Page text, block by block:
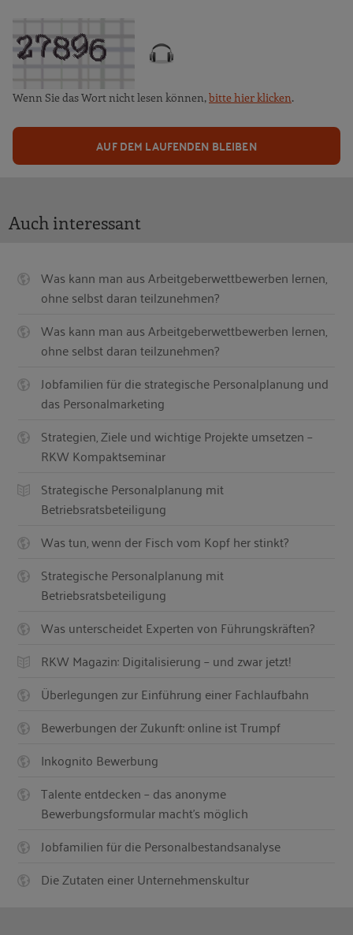
Wenn Sie das Wort nicht lesen können, bitte hier klicken.
AUF DEM LAUFENDEN BLEIBEN
Auch interessant
Was kann man aus Arbeitgeberwettbewerben lernen,
ohne selbst daran teilzunehmen?
Was kann man aus Arbeitgeberwettbewerben lernen,
ohne selbst daran teilzunehmen?
Jobfamilien für die strategische Personalplanung und
das Personalmarketing
Strategien, Ziele und wichtige Projekte umsetzen –
RKW Kompaktseminar
Strategische Personalplanung mit
Betriebsratsbeteiligung
Was tun, wenn der Fisch vom Kopf her stinkt?
Strategische Personalplanung mit
Betriebsratsbeteiligung
Was unterscheidet Experten von Führungskräften?
RKW Magazin: Digitalisierung – und zwar jetzt!
Überlegungen zur Einführung einer Fachlaufbahn
Bewerbungen der Zukunft: online ist Trumpf
Inkognito Bewerbung
Talente entdecken – das anonyme
Bewerbungsformular macht's möglich
Jobfamilien für die Personalbestandsanalyse
Die Zutaten einer Unternehmenskultur